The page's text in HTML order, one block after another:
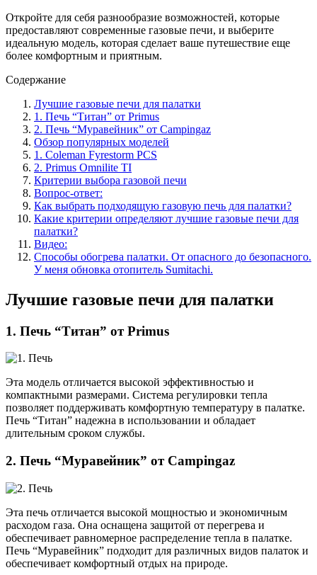
Откройте для себя разнообразие возможностей, которые
предоставляют современные газовые печи, и выберите
идеальную модель, которая сделает ваше путешествие еще
более комфортным и приятным.
Содержание
Лучшие газовые печи для палатки
1. Печь “Титан” от Primus
2. Печь “Муравейник” от Campingaz
Обзор популярных моделей
1. Coleman Fyrestorm PCS
2. Primus Omnilite TI
Критерии выбора газовой печи
Вопрос-ответ:
Как выбрать подходящую газовую печь для палатки?
Какие критерии определяют лучшие газовые печи для
палатки?
Видео:
Способы обогрева палатки. От опасного до безопасного.
У меня обновка отопитель Sumitachi.
Лучшие газовые печи для палатки
1. Печь “Титан” от Primus
Эта модель отличается высокой эффективностью и
компактными размерами. Система регулировки тепла
позволяет поддерживать комфортную температуру в палатке.
Печь “Титан” надежна в использовании и обладает
длительным сроком службы.
2. Печь “Муравейник” от Campingaz
Эта печь отличается высокой мощностью и экономичным
расходом газа. Она оснащена защитой от перегрева и
обеспечивает равномерное распределение тепла в палатке.
Печь “Муравейник” подходит для различных видов палаток и
обеспечивает комфортный отдых на природе.